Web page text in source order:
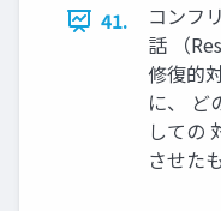
41.
コンフ
話 （
修復的
に、 ど
しての
させた